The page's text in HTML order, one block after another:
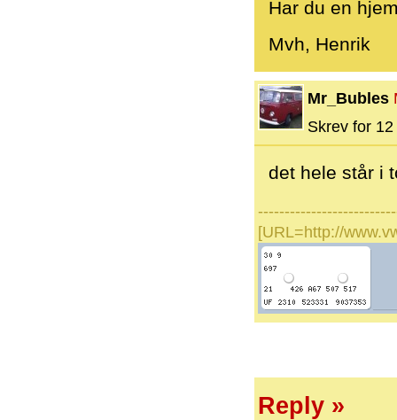
Har du en
Mvh, Henrik
Mr_Bubles
Skrev for
det hele står i
[URL=http://
Reply »